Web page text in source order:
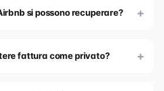
si possono recuperare? +
fattura come privato? +